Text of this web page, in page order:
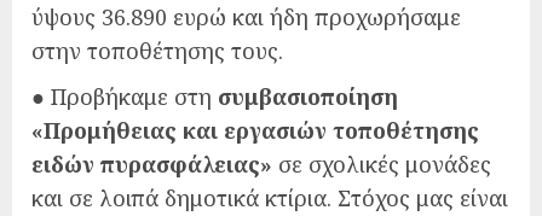
ύψους 36.890 ευρώ και ήδη προχωρήσαμε
στην τοποθέτησης τους.
● Προβήκαμε στη συμβασιοποίηση
«Προμήθειας και εργασιών τοποθέτησης
ειδών πυρασφάλειας» σε σχολικές μονάδες
και σε λοιπά δημοτικά κτίρια. Στόχος μας είναι